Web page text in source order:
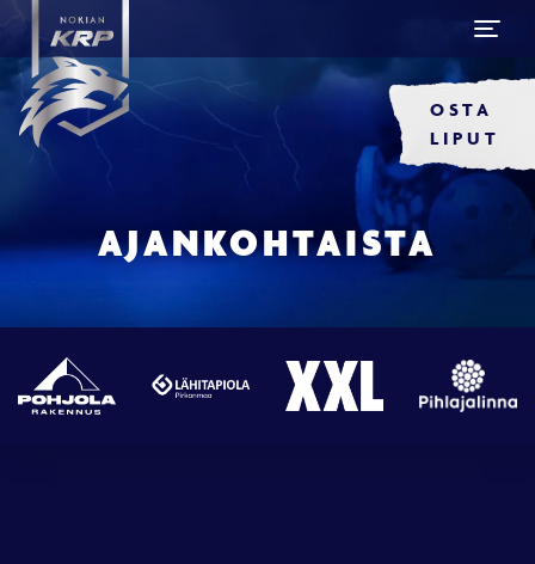
OSTA
LIPUT
AJANKOHTAISTA